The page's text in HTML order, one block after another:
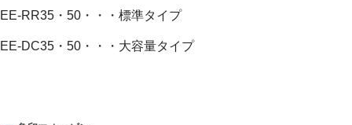
EE-RR35・50・・・標準タイプ
EE-DC35・50・・・大容量タイプ